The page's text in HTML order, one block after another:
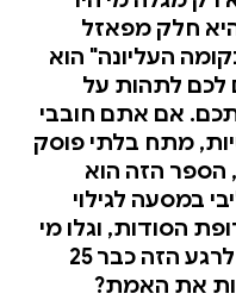
חלק מפאזל
העליונה" הוא
לכם לתהות על
אם אתם חובבי
מתח בלתי פוסק
הספר הזה הוא
במסעה לגילוי
הסודות, וגלו מי
הם אותם אנשים הממתינים לרגע הזה כבר 25
את האמת?